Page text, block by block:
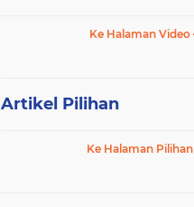
Ke Halaman Video
Artikel Pilihan
Ke Halaman Pilihan